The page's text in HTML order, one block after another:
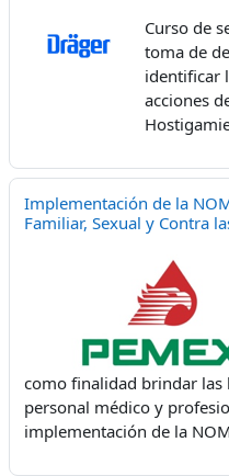
Curso de
toma de
identificar
acciones
Implementación de la
Familiar, Sexual y Contra
como finalidad brindar las
personal médico y
implementación de la